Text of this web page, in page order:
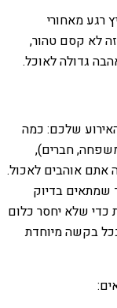
רגע מאחורי
לא קסם טהור,
גדולה לאוכל.
שלכם: כמה
משפחה, חברים),
אתם אוהבים לאכול.
שמתאים בדיוק
כדי שלא יחסר כלום
בקשה מיוחדת